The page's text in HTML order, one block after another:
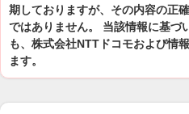
期しておりますが、その内容の正
ではありません。 当該情報に基づ
も、株式会社NTTドコモおよび情
ます。